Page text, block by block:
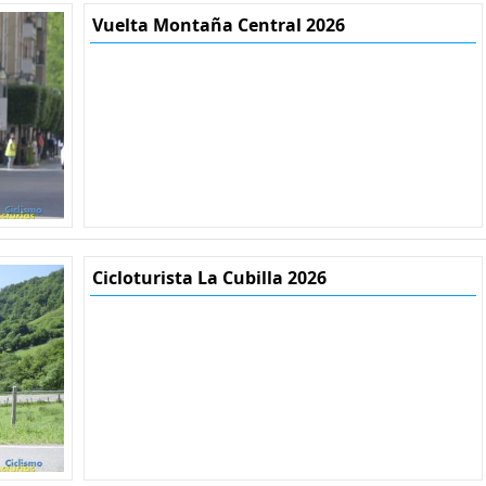
Vuelta Montaña Central 2026
Cicloturista La Cubilla 2026